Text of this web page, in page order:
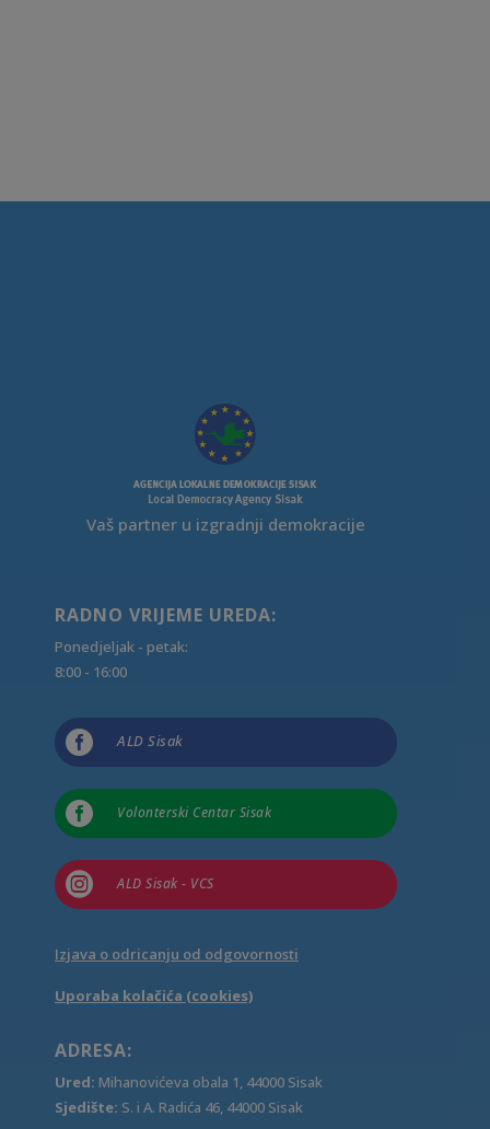
Vaš partner u izgradnji demokracije
RADNO VRIJEME UREDA:
Ponedjeljak - petak:
8:00 - 16:00
 ALD Sisak
 Volonterski Centar Sisak
 ALD Sisak - VCS
Izjava o odricanju od odgovornosti
Uporaba kolačića (cookies)
ADRESA:
Ured: Mihanovićeva obala 1, 44000 Sisak
Sjedište: S. i A. Radića 46, 44000 Sisak